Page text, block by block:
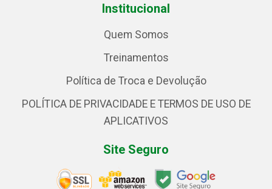
Institucional
Quem Somos
Treinamentos
Política de Troca e Devolução
POLÍTICA DE PRIVACIDADE E TERMOS DE USO DE
APLICATIVOS
Site Seguro